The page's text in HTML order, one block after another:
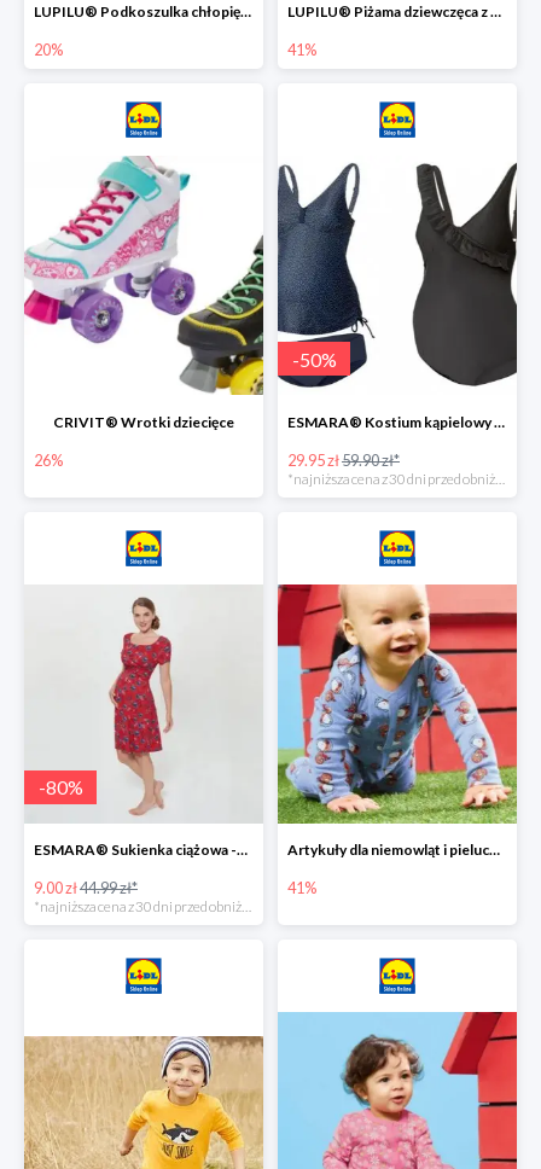
LUPILU® Podkoszulka chłopięca z bawełny -20%
20%
LUPILU® Piżama dziewczęca z bawełny -41%
41%
CRIVIT® Wrotki dziecięce
26%
-50%
ESMARA® Kostium kąpielowy ciążowy lub tankini ciążowe -50%
29.95 zł59.90 zł*
-80%
ESMARA® Sukienka ciążowa -79%
9.00 zł44.99 zł*
Artykuły dla niemowląt i pieluchy w Lidlu Online do -41%
41%